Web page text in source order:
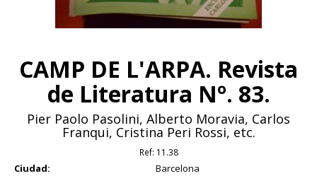
CAMP DE L'ARPA. Revista
de Literatura Nº. 83.
Pier Paolo Pasolini, Alberto Moravia, Carlos
Franqui, Cristina Peri Rossi, etc.
Ref: 11.38
Ciudad:
Barcelona